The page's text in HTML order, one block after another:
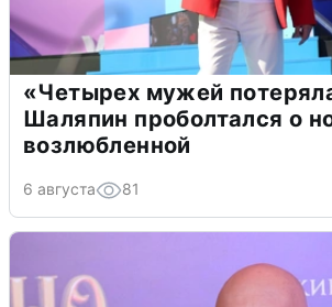
«Четырех мужей
Шаляпин проболтался о
возлюбленной
6 августа 81